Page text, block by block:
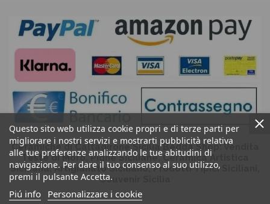
Questo sito web utilizza cookie propri e di terze parti per
migliorare i nostri servizi e mostrarti pubblicità relativa
alle tue preferenze analizzando le tue abitudini di
navigazione. Per dare il tuo consenso al suo utilizzo,
premi il pulsante Accetta.
Piú info Personalizzare i cookie
Ceramiche di Caltagirone Sicilia Bedda Shop: Vendita
Teste di Moro, Pigne Siciliane, Ceramica Artistica
Siciliana, Artigianato Siciliano, Prodotti Tipici Siciliani,
Souvenir Sicilia